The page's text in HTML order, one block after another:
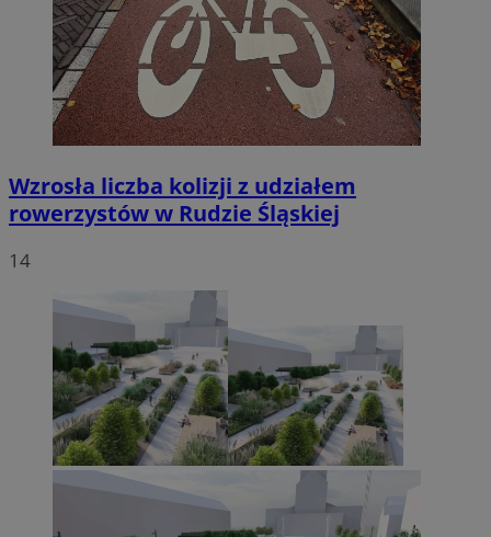
Wzrosła liczba kolizji z udziałem
rowerzystów w Rudzie Śląskiej
14